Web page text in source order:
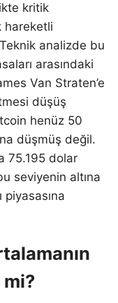
kritik
hareketli
analizde bu
arasındaki
Van Straten’e
düşüş
henüz 50
düşmüş değil.
75.195 dolar
seviyenin altına